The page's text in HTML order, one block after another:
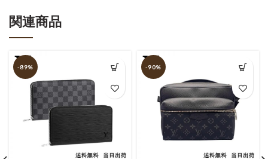
関連商品
-89% -90%